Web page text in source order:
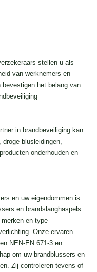
stellen u als
van werknemers en
het belang van
in brandbeveiliging kan
blusleidingen,
onderhouden en
en uw eigendommen is
en brandslanghaspels
en type
Onze ervaren
NEN-EN 671-3 en
om uw brandblussers en
Zij controleren tevens of